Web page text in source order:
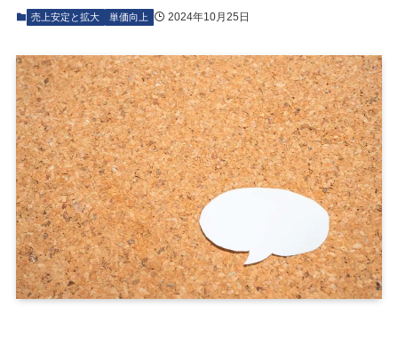
売上安定と拡大 単価向上 2024年10月25日